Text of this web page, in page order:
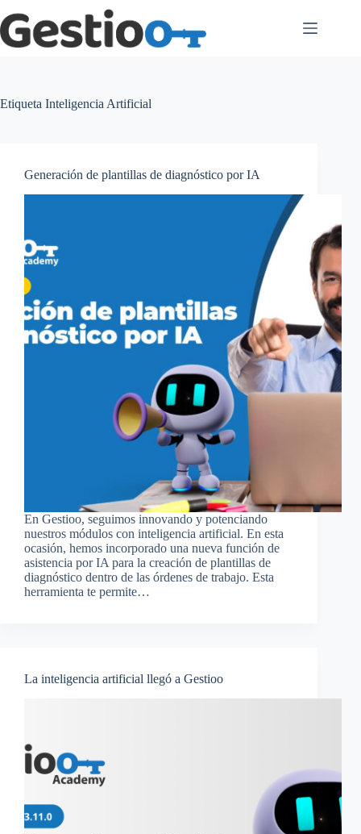
al
contenido
Etiqueta Inteligencia Artificial
Generación de plantillas de diagnóstico por IA
En Gestioo, seguimos innovando y potenciando
nuestros módulos con inteligencia artificial. En esta
ocasión, hemos incorporado una nueva función de
asistencia por IA para la creación de plantillas de
diagnóstico dentro de las órdenes de trabajo. Esta
herramienta te permite…
La inteligencia artificial llegó a Gestioo